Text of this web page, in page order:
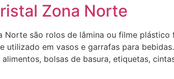
Zona Norte
Norte são rolos de lâmina ou filme
utilizado em vasos e garrafas para
bolsas de basura, etiquetas,